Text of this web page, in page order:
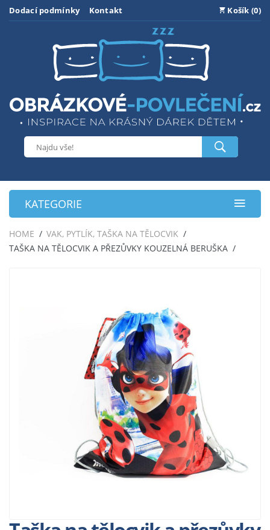
Dodací podmínky Kontakt Košík (0)
KATEGORIE
HOME
VAK, PYTLÍK, TAŠKA NA TĚLOCVIK
TAŠKA NA TĚLOCVIK A PŘEZŮVKY KOUZELNÁ BERUŠKA